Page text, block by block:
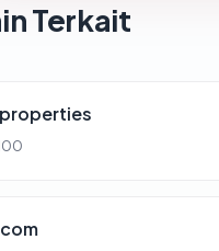
Terkait